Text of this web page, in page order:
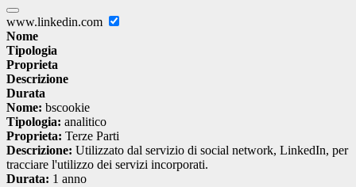
www.linkedin.com
Nome
Tipologia
Proprieta
Descrizione
Durata
Nome: bscookie
Tipologia: analitico
Proprieta: Terze Parti
Descrizione: Utilizzato dal servizio di social network, LinkedIn, per
tracciare l'utilizzo dei servizi incorporati.
Durata: 1 anno